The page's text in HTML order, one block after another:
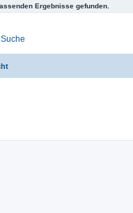
Ergebnisse gefunden.